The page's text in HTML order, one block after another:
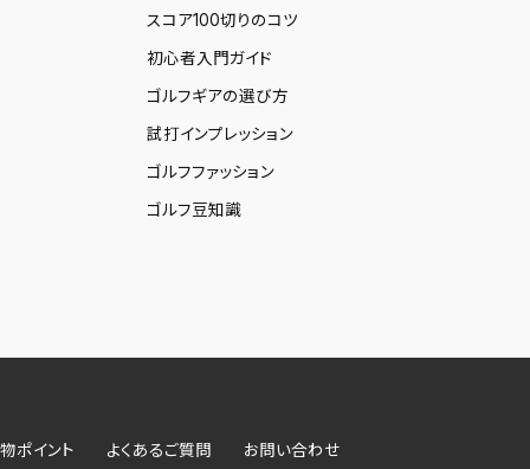
スコア100切りのコツ
初心者入門ガイド
ゴルフギアの選び方
試打インプレッション
ゴルフファッション
ゴルフ豆知識
ポイント よくあるご質問 お問い合わせ